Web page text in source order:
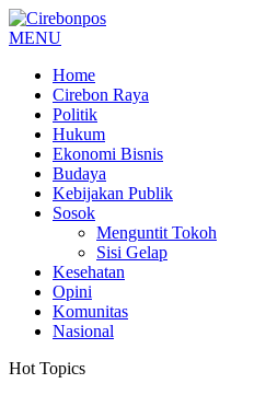
MENU
Home
Cirebon Raya
Politik
Hukum
Ekonomi Bisnis
Budaya
Kebijakan Publik
Sosok
Menguntit Tokoh
Sisi Gelap
Kesehatan
Opini
Komunitas
Nasional
Hot Topics